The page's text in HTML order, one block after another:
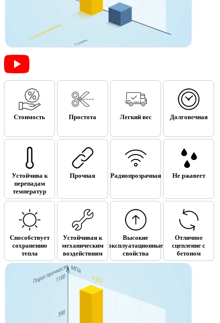
Стоимость Простота Легкий вес Долговечная
Устойчива к
перепадам
температур
Прочная Радиопрозрачная Не ржавеет
Способствует
сохранению
тепла
Устойчивая к
механическим
воздействиям
Высокие
эксплуатационные
свойства
Отличное
сцепление с
бетоном